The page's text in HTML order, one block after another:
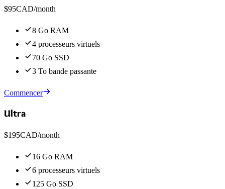
$95CAD/month
8 Go RAM
4 processeurs virtuels
70 Go SSD
3 To bande passante
Commencer
Ultra
$195CAD/month
16 Go RAM
6 processeurs virtuels
125 Go SSD